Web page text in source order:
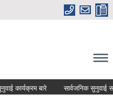
कार्यक्रम बारे सार्वजनिक सुनुवाई